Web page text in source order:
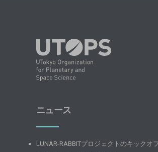
ニュース
LUNAR-RABBITプロジェクトのキックオ